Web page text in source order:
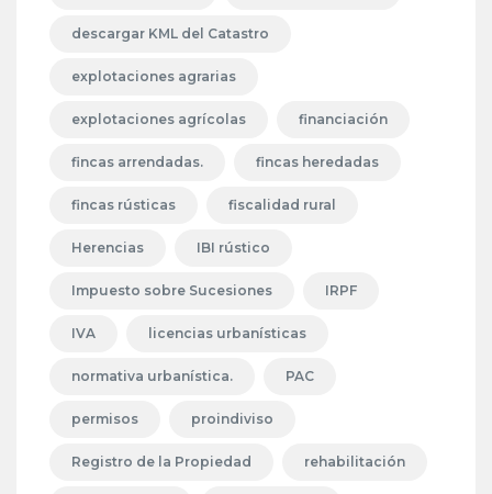
descargar KML del Catastro
explotaciones agrarias
explotaciones agrícolas financiación
fincas arrendadas. fincas heredadas
fincas rústicas fiscalidad rural
Herencias IBI rústico
Impuesto sobre Sucesiones IRPF
IVA licencias urbanísticas
normativa urbanística. PAC
permisos proindiviso
Registro de la Propiedad rehabilitación